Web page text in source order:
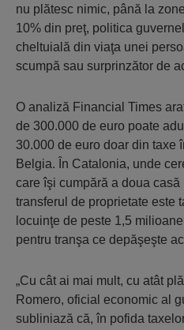
nu plătesc nimic, până la
10% din preţ, politica
cheltuială din viaţa unei
scumpă sau surprinzător de
O analiză Financial Times
de 300.000 de euro poate
30.000 de euro doar din taxe
Belgia. În Catalonia, unde
care îşi cumpără a doua casă
transferul de proprietate este
locuinţe de peste 1,5
pentru tranşa ce depăşeşte
„Cu cât ai mai mult, cu atât
Romero, oficial economic al
subliniază că, în pofida